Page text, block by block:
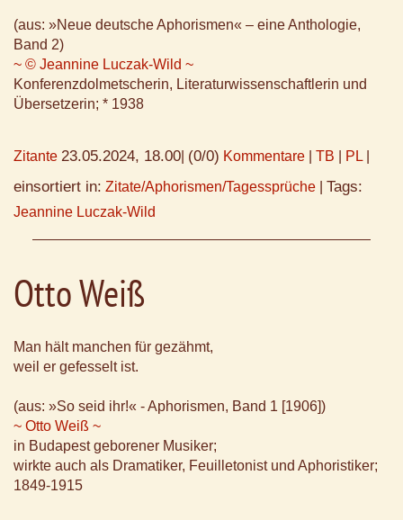
(aus: »Neue deutsche Aphorismen« – eine Anthologie,
Band 2)
~ © Jeannine Luczak-Wild ~
Konferenzdolmetscherin, Literaturwissenschaftlerin und
Übersetzerin; * 1938
Zitante 23.05.2024, 18.00 (0/0) Kommentare TB PL
einsortiert in: Zitate/Aphorismen/Tagessprüche Tags:
Jeannine Luczak-Wild
Otto Weiß
Man hält manchen für gezähmt,
weil er gefesselt ist.
(aus: »So seid ihr!« - Aphorismen, Band 1 [1906])
~ Otto Weiß ~
in Budapest geborener Musiker;
wirkte auch als Dramatiker, Feuilletonist und Aphoristiker;
1849-1915